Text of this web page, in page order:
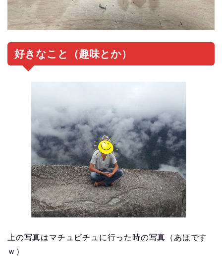
好きなこと（趣味とか）
上の写真はマチュピチュに行った時の写真（あほです
ｗ）